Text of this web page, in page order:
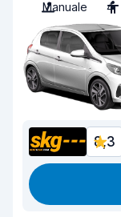
Manuale
4
8,3